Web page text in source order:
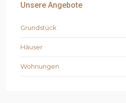
Unsere Angebote
Grundstück
Häuser
Wohnungen